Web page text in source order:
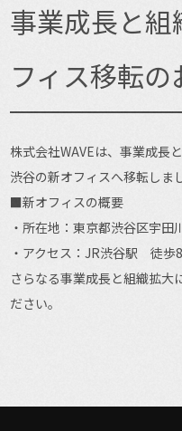
事業成長と
フィス移転の
株式会社WAVEは、事業成長
渋谷の新オフィスへ移転しま
■新オフィスの概要
・所在地：東京都渋谷区宇
・アクセス：JR渋谷駅 徒歩
さらなる事業成長と組織拡大
ださい。